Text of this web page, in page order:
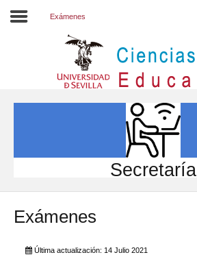
INVESTIGACIÓN
INTERNACIONAL
Directorio FCCE
Exámenes
Secretaría
Exámenes
Última actualización: 14 Julio 2021